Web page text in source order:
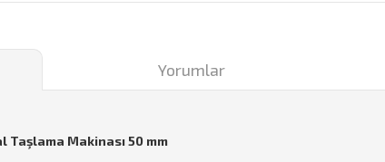
Yorumlar
Taşlama Makinası 50 mm